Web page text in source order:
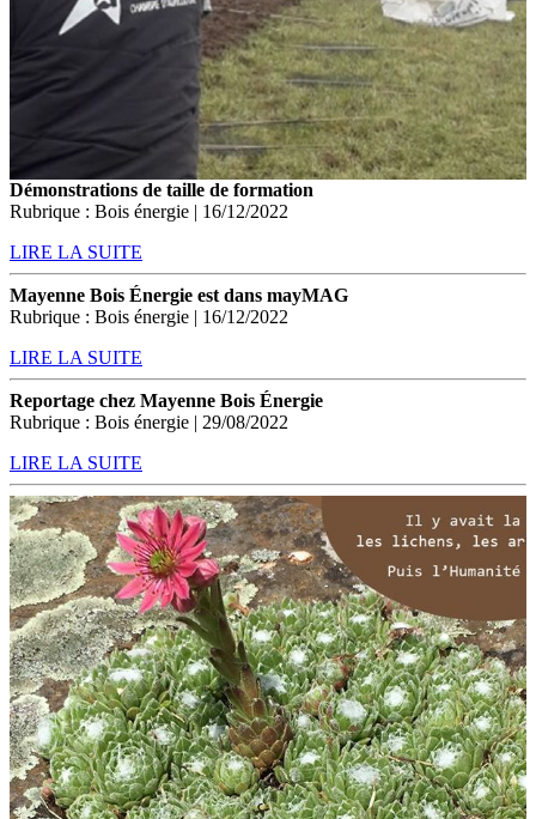
Démonstrations de taille de formation
Rubrique : Bois énergie | 16/12/2022
LIRE LA SUITE
Mayenne Bois Énergie est dans mayMAG
Rubrique : Bois énergie | 16/12/2022
LIRE LA SUITE
Reportage chez Mayenne Bois Énergie
Rubrique : Bois énergie | 29/08/2022
LIRE LA SUITE